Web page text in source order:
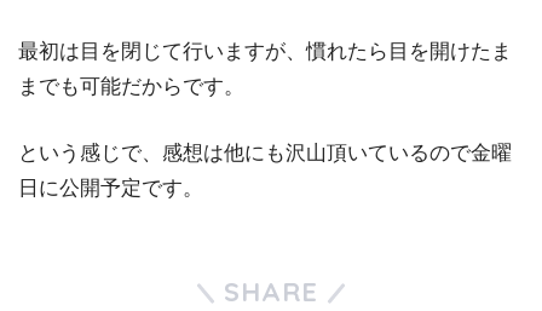
最初は目を閉じて行いますが、慣れたら目を開けたま
までも可能だからです。
という感じで、感想は他にも沢山頂いているので金曜
日に公開予定です。
SHARE